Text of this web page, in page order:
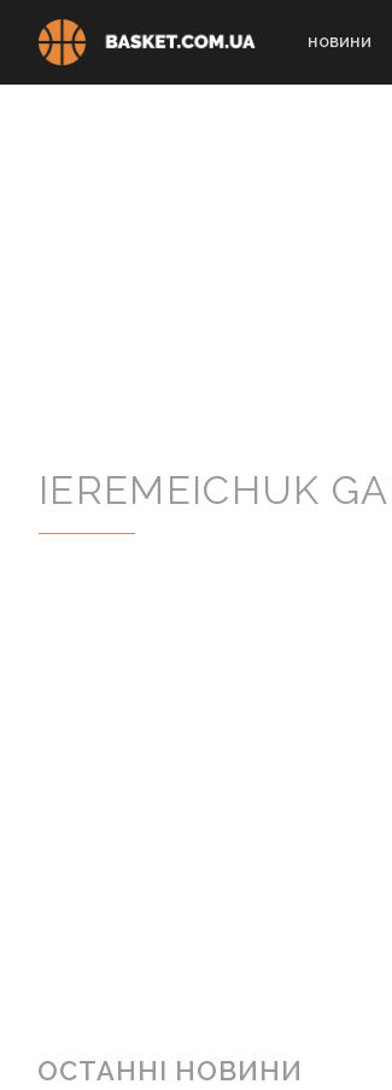
НОВИНИ
IEREMEICHUK
ОСТАННІ НОВИНИ